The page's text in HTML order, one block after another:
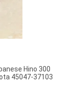
Hino 300
45047-37103